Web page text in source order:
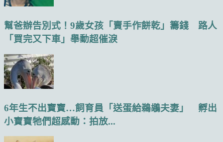
幫爸辦告別式！9歲女孩「賣手作餅乾」籌錢 路人
「買完又下車」舉動超催淚
6年生不出寶寶…飼育員「送蛋給鵜鶘夫妻」 孵出
小寶寶牠們超感動：拍放...